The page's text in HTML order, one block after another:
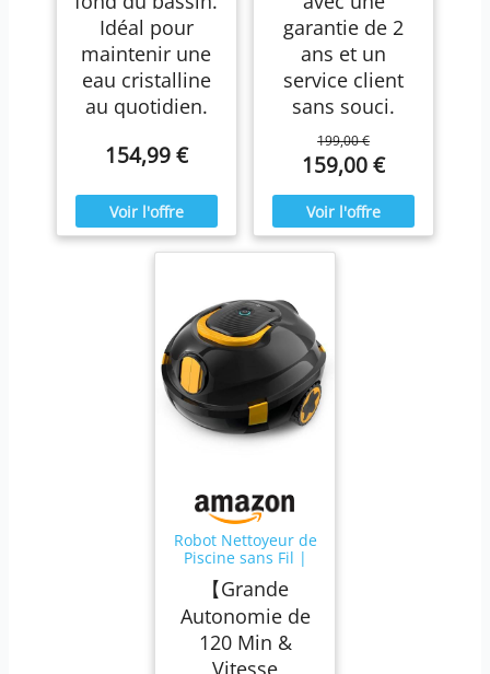
Idéal pour
maintenir une
eau cristalline
au quotidien.
154,99 €
garantie de 2
ans et un
service client
sans souci.
199,00 €
159,00 €
Robot Nettoyeur de
Piscine sans Fil |
Aspirateur de
Piscine
Automatique, 120
Min d'autonomie,
Auto-Stationnement
& Ultra Léger |
【Grande
Autonomie de
120 Min &